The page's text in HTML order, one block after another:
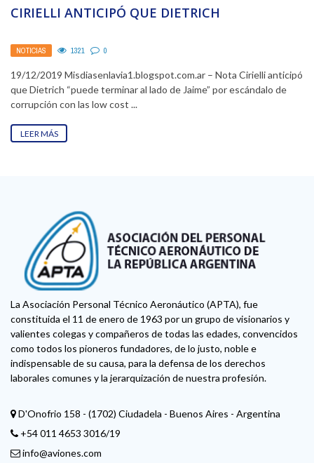
CIRIELLI ANTICIPÓ QUE DIETRICH
NOTICIAS 1321 0
19/12/2019 Misdiasenlavia1.blogspot.com.ar – Nota Cirielli anticipó
que Dietrich “puede terminar al lado de Jaime” por escándalo de
corrupción con las low cost ...
LEER MÁS
La Asociación Personal Técnico Aeronáutico (APTA), fue
constituida el 11 de enero de 1963 por un grupo de visionarios y
valientes colegas y compañeros de todas las edades, convencidos
como todos los pioneros fundadores, de lo justo, noble e
indispensable de su causa, para la defensa de los derechos
laborales comunes y la jerarquización de nuestra profesión.
D'Onofrio 158 - (1702) Ciudadela - Buenos Aires - Argentina
+54 011 4653 3016/19
info@aviones.com